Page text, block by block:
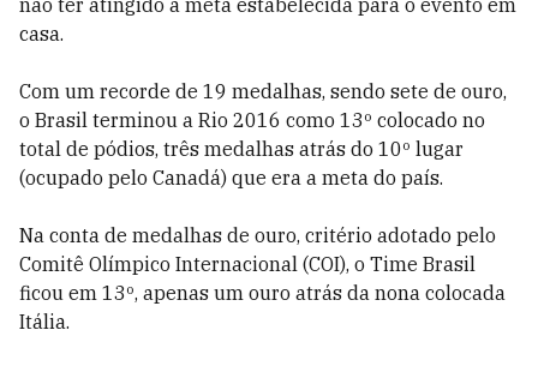
não ter atingido a meta estabelecida para o evento em
casa.
Com um recorde de 19 medalhas, sendo sete de ouro,
o Brasil terminou a Rio 2016 como 13º colocado no
total de pódios, três medalhas atrás do 10º lugar
(ocupado pelo Canadá) que era a meta do país.
Na conta de medalhas de ouro, critério adotado pelo
Comitê Olímpico Internacional (COI), o Time Brasil
ficou em 13º, apenas um ouro atrás da nona colocada
Itália.